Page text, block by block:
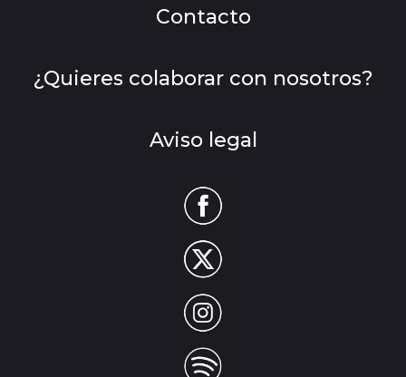
Contacto
¿Quieres colaborar con nosotros?
Aviso legal